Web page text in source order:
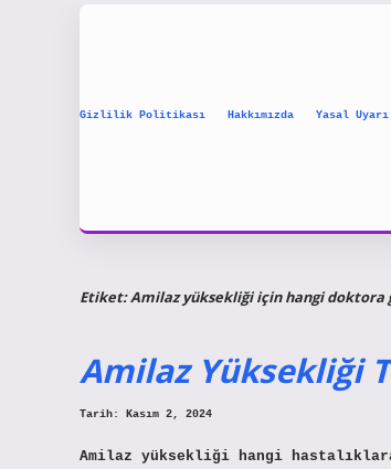
Gizlilik Politikası Hakkımızda Yasal Uyarı
Etiket:Amilaz yüksekliği için hangi doktora
Amilaz Yüksekliği
Tarih: Kasım 2, 2024
Amilaz yüksekliği hangi